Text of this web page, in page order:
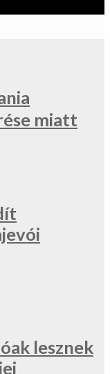
miatt
lesznek